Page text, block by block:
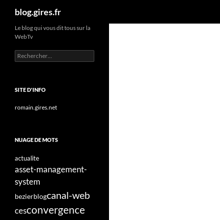
Aller
contenu
blog.gires.fr
Le blog qui vous dit tous sur la
WebTv
Rechercher :
SITE D'INFO
romain.gires.net
NUAGE DE MOTS
actualite
asset-management-
system
bezierblogcanal-web
cesconvergence